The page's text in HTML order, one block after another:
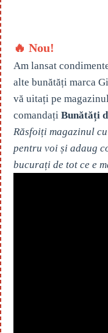
🔥 Nou!
Am lansat
alte bunătăți marca
vă uitați pe
comandați Bunătăți
Răsfoiți magazinul
pentru voi și adaug
bucurați de tot ce e